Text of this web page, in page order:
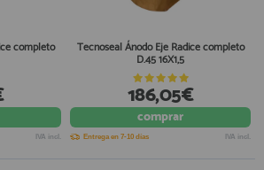
completo
IVA incl.
Tecnoseal Ánodo Eje Radice completo
D.45 16X1,5
186,05€
comprar
Entrega en 7-10 días IVA incl.